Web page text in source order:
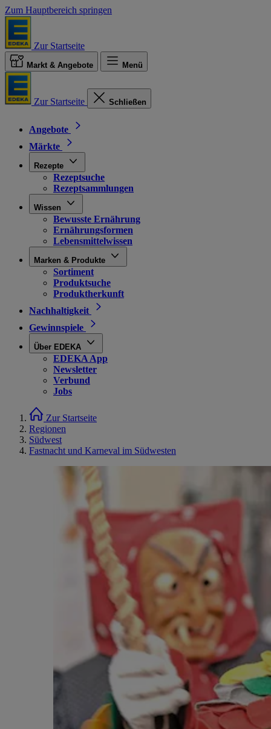
Zum Hauptbereich springen
Zur Startseite
Markt & Angebote Menü
Zur Startseite Schließen
Angebote
Märkte
Rezepte
Rezeptsuche
Rezeptsammlungen
Wissen
Bewusste Ernährung
Ernährungsformen
Lebensmittelwissen
Marken & Produkte
Sortiment
Produktsuche
Produktherkunft
Nachhaltigkeit
Gewinnspiele
Über EDEKA
EDEKA App
Newsletter
Verbund
Jobs
Zur Startseite
Regionen
Südwest
Fastnacht und Karneval im Südwesten